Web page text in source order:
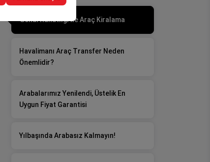
Gönül Rahatlığı İle Araç Kiralama
Havalimanı Araç Transfer Neden
Önemlidir?
Arabalarımız Yenilendi, Üstelik En
Uygun Fiyat Garantisi
Yılbaşında Arabasız Kalmayın!